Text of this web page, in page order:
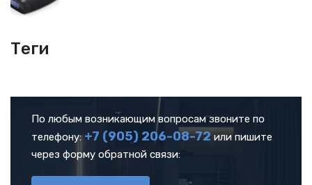
Теги
По любым возникающим вопросам звоните по
телефону:+7 (905) 206-08-72 или пишите
через форму обратной связи: